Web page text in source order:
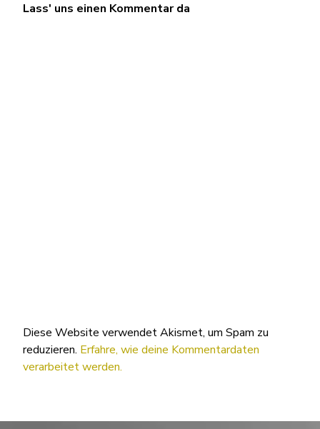
Lass' uns einen Kommentar da
Diese Website verwendet Akismet, um Spam zu
reduzieren. Erfahre, wie deine Kommentardaten
verarbeitet werden.